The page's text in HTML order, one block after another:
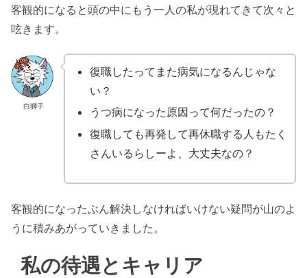
客観的になると頭の中にもう一人の私が現れてきて次々と
呟きます。
白獅子
復職したってまた病気になるんじゃな
い？
うつ病になった原因って何だったの？
復職しても再発して再休職する人もたく
さんいるらしーよ、大丈夫なの？
客観的になったぶん解決しなければいけない疑問が山のよ
うに積みあがっていきました。
私の待遇とキャリア